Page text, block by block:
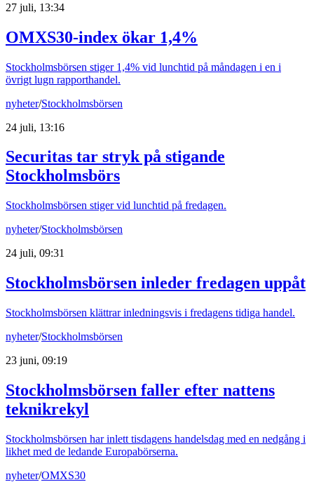
27 juli, 13:34
OMXS30-index ökar 1,4%
Stockholmsbörsen stiger 1,4% vid lunchtid på måndagen i en i
övrigt lugn rapporthandel.
nyheter/Stockholmsbörsen
24 juli, 13:16
Securitas tar stryk på stigande
Stockholmsbörs
Stockholmsbörsen stiger vid lunchtid på fredagen.
nyheter/Stockholmsbörsen
24 juli, 09:31
Stockholmsbörsen inleder fredagen uppåt
Stockholmsbörsen klättrar inledningsvis i fredagens tidiga handel.
nyheter/Stockholmsbörsen
23 juni, 09:19
Stockholmsbörsen faller efter nattens
teknikrekyl
Stockholmsbörsen har inlett tisdagens handelsdag med en nedgång i
likhet med de ledande Europabörserna.
nyheter/OMXS30